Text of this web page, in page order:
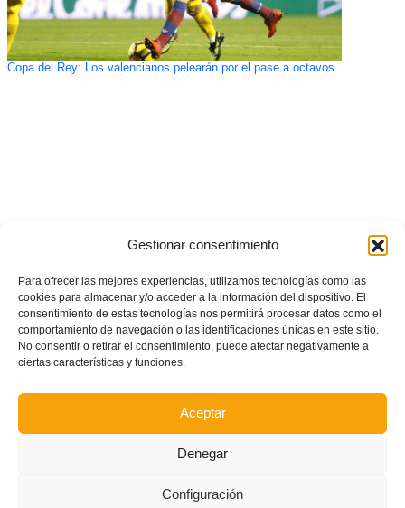
Gestionar consentimiento
Para ofrecer las mejores experiencias, utilizamos tecnologías como las
cookies para almacenar y/o acceder a la información del dispositivo. El
consentimiento de estas tecnologías nos permitirá procesar datos como el
comportamiento de navegación o las identificaciones únicas en este sitio.
No consentir o retirar el consentimiento, puede afectar negativamente a
ciertas características y funciones.
Aceptar
Denegar
Configuración
Copa del Rey: Los valencianos pelearán por el pase a octavos